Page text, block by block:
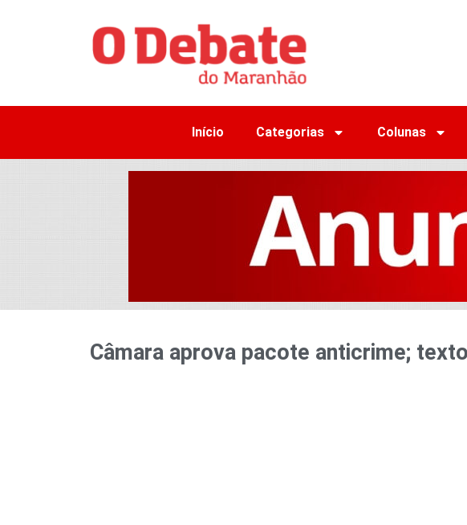
Início Categorias Colunas
Câmara aprova pacote anticrime;